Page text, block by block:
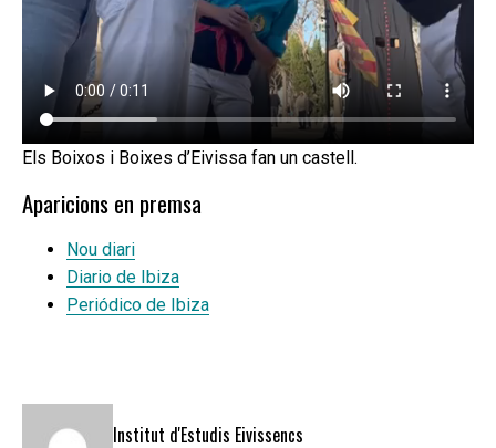
Els Boixos i Boixes d’Eivissa fan un castell.
Aparicions en premsa
Nou diari
Diario de Ibiza
Periódico de Ibiza
Institut d'Estudis Eivissencs